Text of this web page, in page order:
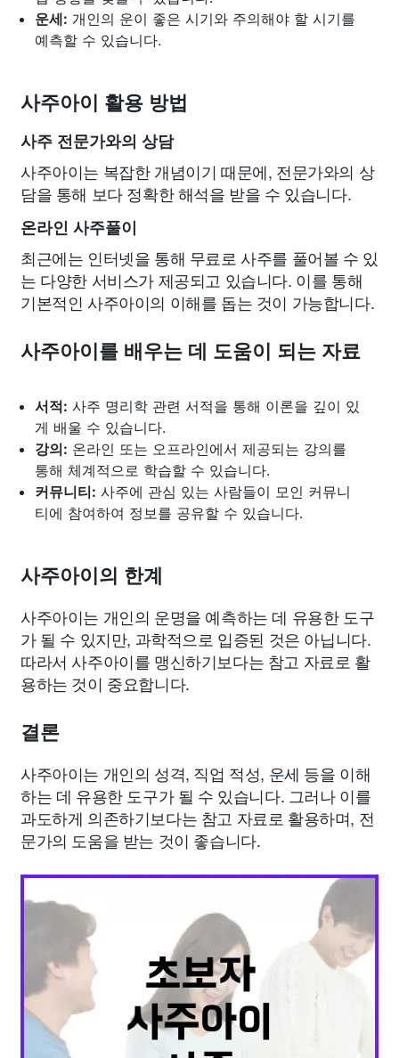
운세: 개인의 운이 좋은 시기와 주의해야 할 시기를
예측할 수 있습니다.
사주아이 활용 방법
사주 전문가와의 상담
사주아이는 복잡한 개념이기 때문에, 전문가와의 상
담을 통해 보다 정확한 해석을 받을 수 있습니다.
온라인 사주풀이
최근에는 인터넷을 통해 무료로 사주를 풀어볼 수 있
는 다양한 서비스가 제공되고 있습니다. 이를 통해
기본적인 사주아이의 이해를 돕는 것이 가능합니다.
사주아이를 배우는 데 도움이 되는 자료
서적: 사주 명리학 관련 서적을 통해 이론을 깊이 있
게 배울 수 있습니다.
강의: 온라인 또는 오프라인에서 제공되는 강의를
통해 체계적으로 학습할 수 있습니다.
커뮤니티: 사주에 관심 있는 사람들이 모인 커뮤니
티에 참여하여 정보를 공유할 수 있습니다.
사주아이의 한계
사주아이는 개인의 운명을 예측하는 데 유용한 도구
가 될 수 있지만, 과학적으로 입증된 것은 아닙니다.
따라서 사주아이를 맹신하기보다는 참고 자료로 활
용하는 것이 중요합니다.
결론
사주아이는 개인의 성격, 직업 적성, 운세 등을 이해
하는 데 유용한 도구가 될 수 있습니다. 그러나 이를
과도하게 의존하기보다는 참고 자료로 활용하며, 전
문가의 도움을 받는 것이 좋습니다.